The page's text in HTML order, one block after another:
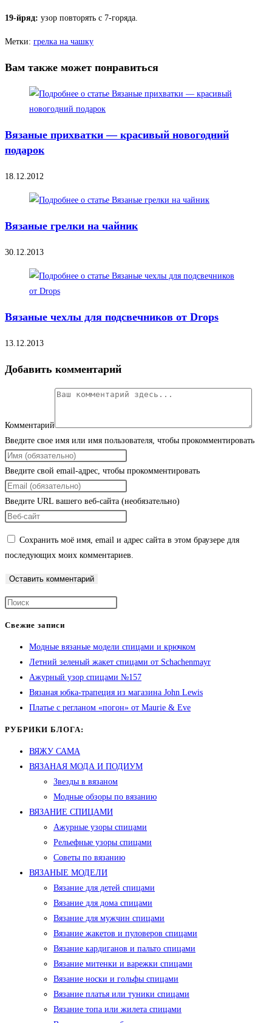
19-йряд: узор повторять с 7-горяда.
Метки: грелка на чашку
Вам также может понравиться
Вязаные прихватки — красивый новогодний
подарок
18.12.2012
Вязаные грелки на чайник
30.12.2013
Вязаные чехлы для подсвечников от Drops
13.12.2013
Добавить комментарий
Комментарий
Введите свое имя или имя пользователя, чтобы прокомментировать
Введите свой email-адрес, чтобы прокомментировать
Введите URL вашего веб-сайта (необязательно)
Сохранить моё имя, email и адрес сайта в этом браузере для
последующих моих комментариев.
Свежие записи
Модные вязаные модели спицами и крючком
Летний зеленый жакет спицами от Schachenmayr
Ажурный узор спицами №157
Вязаная юбка-трапеция из магазина John Lewis
Платье с регланом «погон» от Maurie & Eve
РУБРИКИ БЛОГА:
ВЯЖУ САМА
ВЯЗАНАЯ МОДА И ПОДИУМ
Звезды в вязаном
Модные обзоры по вязанию
ВЯЗАНИЕ СПИЦАМИ
Ажурные узоры спицами
Рельефные узоры спицами
Советы по вязанию
ВЯЗАНЫЕ МОДЕЛИ
Вязание для детей спицами
Вязание для дома спицами
Вязание для мужчин спицами
Вязание жакетов и пуловеров спицами
Вязание кардиганов и пальто спицами
Вязание митенки и варежки спицами
Вязание носки и гольфы спицами
Вязание платья или туники спицами
Вязание топа или жилета спицами